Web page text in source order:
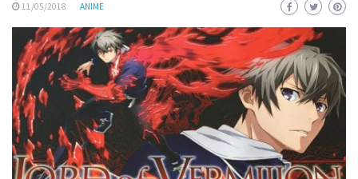
11/05/2018 ANIME